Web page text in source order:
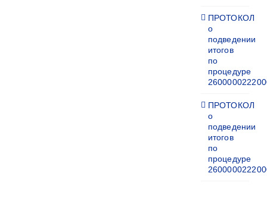
ПРОТОКОЛ
о
подведении
итогов
по
процедуре
ПРОТОКОЛ
о
подведении
итогов
по
процедуре